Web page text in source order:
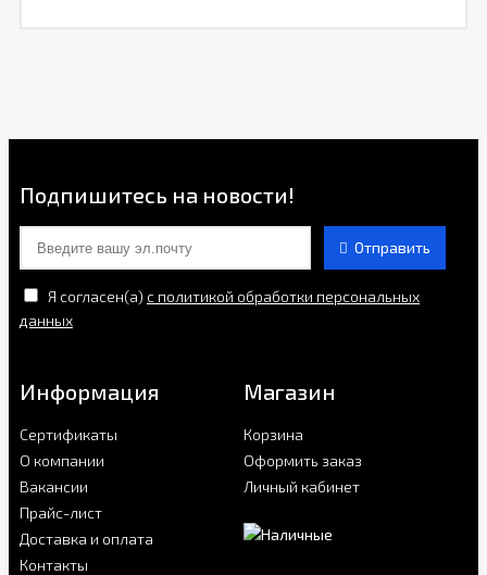
Подпишитесь на новости!
Отправить
Я согласен(a) с политикой обработки персональных
данных
Информация
Сертификаты
О компании
Вакансии
Прайс-лист
Доставка и оплата
Контакты
Магазин
Корзина
Оформить заказ
Личный кабинет